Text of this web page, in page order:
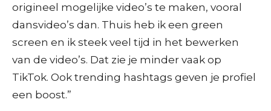
origineel mogelijke video’s te maken, vooral
dansvideo’s dan. Thuis heb ik een green
screen en ik steek veel tijd in het bewerken
van de video’s. Dat zie je minder vaak op
TikTok. Ook trending hashtags geven je profiel
een boost.”